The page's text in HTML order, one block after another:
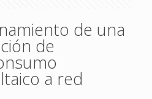
de una
de
a red